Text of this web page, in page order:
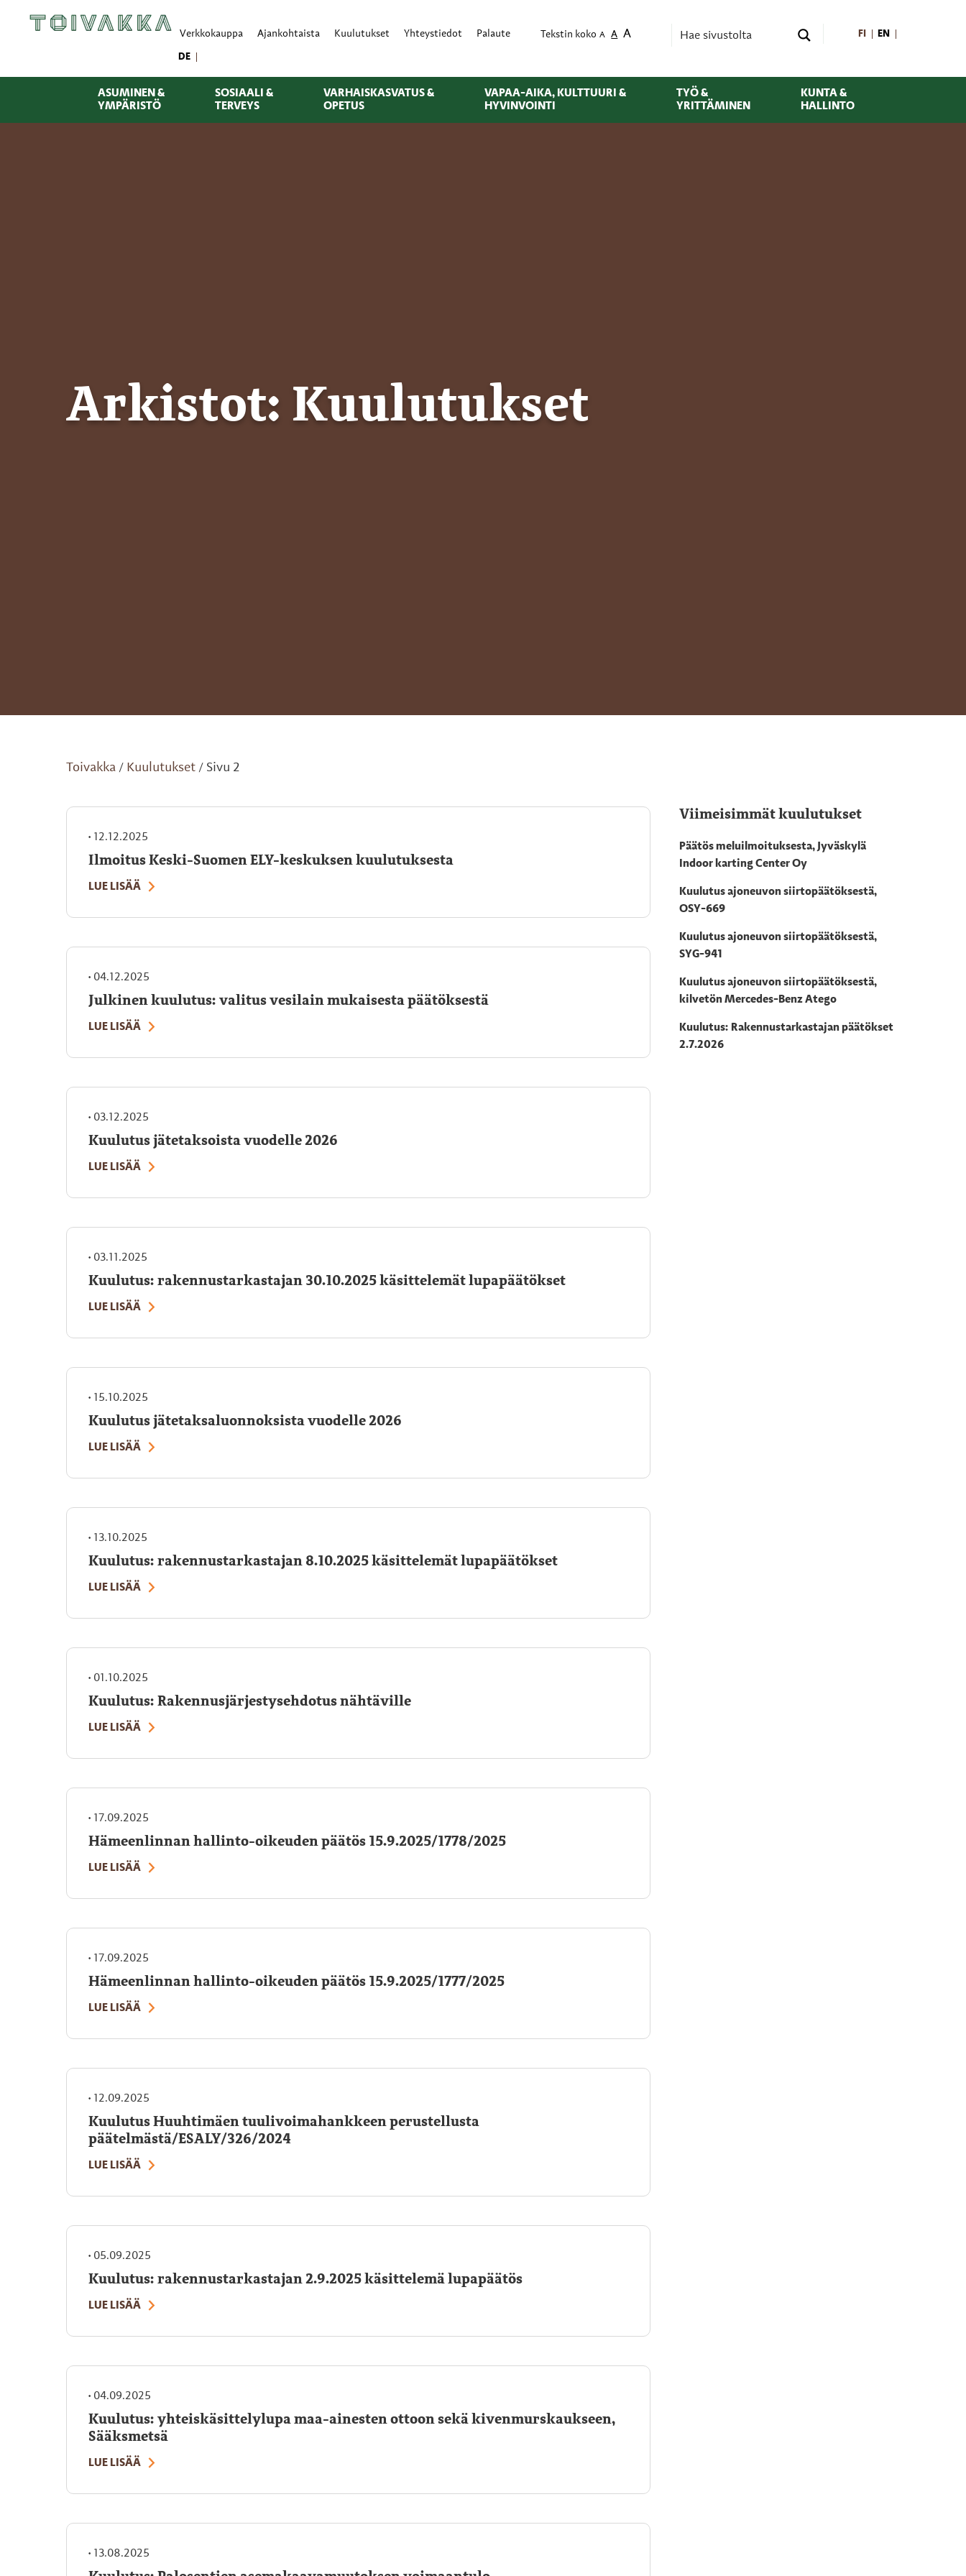
Verkkokauppa Ajankohtaista Kuulutukset Yhteystiedot Palaute Tekstin koko A A A FI EN
DE
ASUMINEN &
YMPÄRISTÖ
SOSIAALI &
TERVEYS
VARHAISKASVATUS &
OPETUS
VAPAA-AIKA, KULTTUURI &
HYVINVOINTI
TYÖ &
YRITTÄMINEN
KUNTA &
HALLINTO
Arkistot: Kuulutukset
Toivakka / Kuulutukset / Sivu 2
• 12.12.2025
Ilmoitus Keski-Suomen ELY-keskuksen kuulutuksesta
LUE LISÄÄ
• 04.12.2025
Julkinen kuulutus: valitus vesilain mukaisesta päätöksestä
LUE LISÄÄ
• 03.12.2025
Kuulutus jätetaksoista vuodelle 2026
LUE LISÄÄ
• 03.11.2025
Kuulutus: rakennustarkastajan 30.10.2025 käsittelemät lupapäätökset
LUE LISÄÄ
• 15.10.2025
Kuulutus jätetaksaluonnoksista vuodelle 2026
LUE LISÄÄ
• 13.10.2025
Kuulutus: rakennustarkastajan 8.10.2025 käsittelemät lupapäätökset
LUE LISÄÄ
• 01.10.2025
Kuulutus: Rakennusjärjestysehdotus nähtäville
LUE LISÄÄ
• 17.09.2025
Hämeenlinnan hallinto-oikeuden päätös 15.9.2025/1778/2025
LUE LISÄÄ
• 17.09.2025
Hämeenlinnan hallinto-oikeuden päätös 15.9.2025/1777/2025
LUE LISÄÄ
• 12.09.2025
Kuulutus Huuhtimäen tuulivoimahankkeen perustellusta
päätelmästä/ESALY/326/2024
LUE LISÄÄ
• 05.09.2025
Kuulutus: rakennustarkastajan 2.9.2025 käsittelemä lupapäätös
LUE LISÄÄ
• 04.09.2025
Kuulutus: yhteiskäsittelylupa maa-ainesten ottoon sekä kivenmurskaukseen,
Sääksmetsä
LUE LISÄÄ
• 13.08.2025
Viimeisimmät kuulutukset
Päätös meluilmoituksesta, Jyväskylä
Indoor karting Center Oy
Kuulutus ajoneuvon siirtopäätöksestä,
OSY-669
Kuulutus ajoneuvon siirtopäätöksestä,
SYG-941
Kuulutus ajoneuvon siirtopäätöksestä,
kilvetön Mercedes-Benz Atego
Kuulutus: Rakennustarkastajan päätökset
2.7.2026